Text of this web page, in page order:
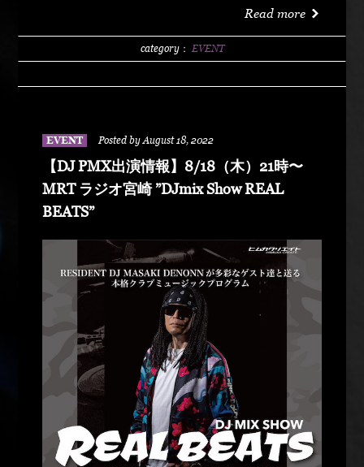
■2022/10/15 (土) ■場所： Yokohama 7th
■Live Artist：NANAJA MAN, 文太 wiz bayhood, 句
潤, UD ■DJ&Selector：DJ PMX, TKC fr
LIONHOUSE, DJ気絶 fr bayhood, HIRO fr Grine
Pixy ■MC：NONKEY ■前売り：一般￥3,５００ー
要となります＊ ＊１ドリンク付き ＊当日入場の場
合、会場の混雑状況によっては入場制限あり ■主
催：拳POWA PRODUCTION 090-7262-6981
Read more
category： EVENT
EVENT Posted by August 18, 2022
【DJ PMX出演情報】8/18（木）21時〜
MRT ラジオ宮崎 ”DJmix Show REAL
BEATS”